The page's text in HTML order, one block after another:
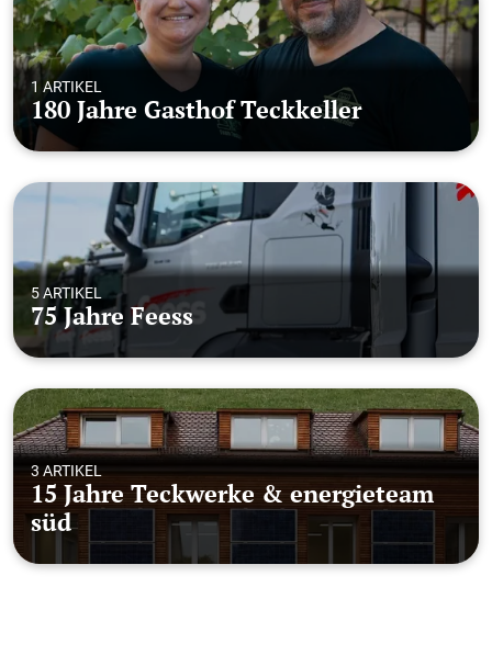
1 ARTIKEL
180 Jahre Gasthof Teckkeller
5 ARTIKEL
75 Jahre Feess
3 ARTIKEL
15 Jahre Teckwerke & energieteam
süd